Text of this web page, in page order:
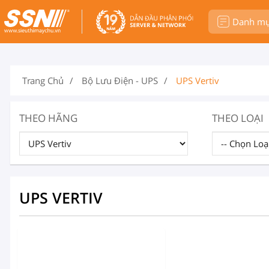
Danh
Trang Chủ Bộ Lưu Điện - UPS UPS Vertiv
THEO HÃNG THEO LOẠI
UPS VERTIV